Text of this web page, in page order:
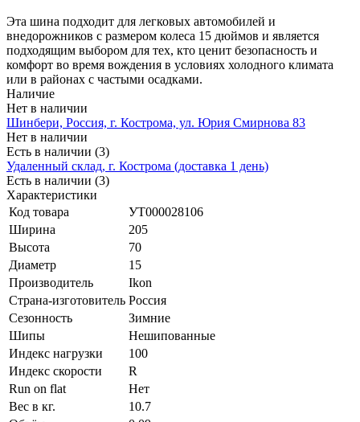
Эта шина подходит для легковых автомобилей и
внедорожников с размером колеса 15 дюймов и является
подходящим выбором для тех, кто ценит безопасность и
комфорт во время вождения в условиях холодного климата
или в районах с частыми осадками.
Наличие
Нет в наличии
Шинбери, Россия, г. Кострома, ул. Юрия Смирнова 83
Нет в наличии
Есть в наличии (3)
Удаленный склад, г. Кострома (доставка 1 день)
Есть в наличии (3)
Характеристики
Код товара
УТ000028106
Ширина
205
Высота
70
Диаметр
15
Производитель
Ikon
Страна-изготовитель Россия
Сезонность
Зимние
Шипы
Нешипованные
Индекс нагрузки
100
Индекс скорости
R
Run on flat
Нет
Вес в кг.
10.7